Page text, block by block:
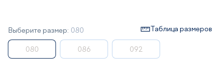
Выберите размер: 080 Таблица размеров
080 086 092